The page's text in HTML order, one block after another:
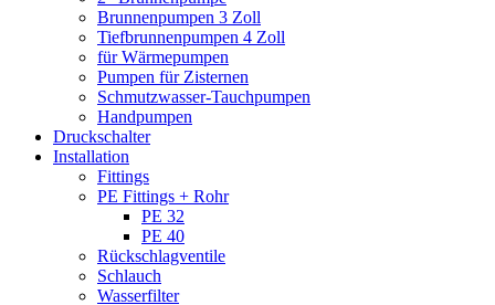
Brunnenpumpen 3 Zoll
Tiefbrunnenpumpen 4 Zoll
für Wärmepumpen
Pumpen für Zisternen
Schmutzwasser-Tauchpumpen
Handpumpen
Druckschalter
Installation
Fittings
PE Fittings + Rohr
PE 32
PE 40
Rückschlagventile
Schlauch
Wasserfilter